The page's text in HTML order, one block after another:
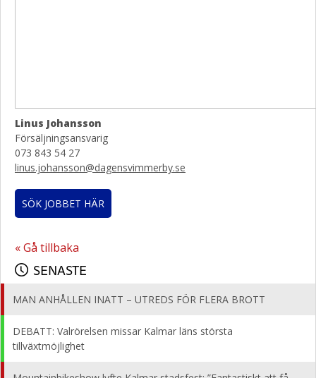
Linus Johansson
Försäljningsansvarig
073 843 54 27
linus.johansson@dagensvimmerby.se
SÖK JOBBET HÄR
« Gå tillbaka
SENASTE
MAN ANHÅLLEN INATT – UTREDS FÖR FLERA BROTT
DEBATT: Valrörelsen missar Kalmar läns största
tillväxtmöjlighet